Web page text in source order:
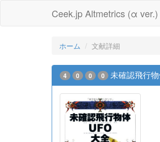
Ceek.jp Altmetrics (α ver.)
ホーム 文献詳細
4 0 0 0 未確認飛行